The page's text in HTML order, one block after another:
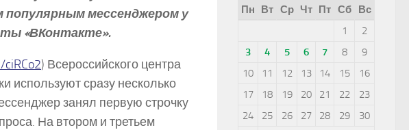
популярным мессенджером у
«ВКонтакте».
) Всероссийского центра
используют сразу несколько
занял первую строчку
На втором и третьем
Пн
Вт Ср Чт Пт Сб
Вс
1
2
3
4 5 6 7 8
9
10
11 12 13 14 15
16
17
18 19 20 21 22
23
24
25 26 27 28 29
30